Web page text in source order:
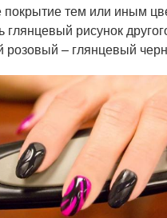
покрытие тем или иным
глянцевый рисунок
розовый – глянцевый